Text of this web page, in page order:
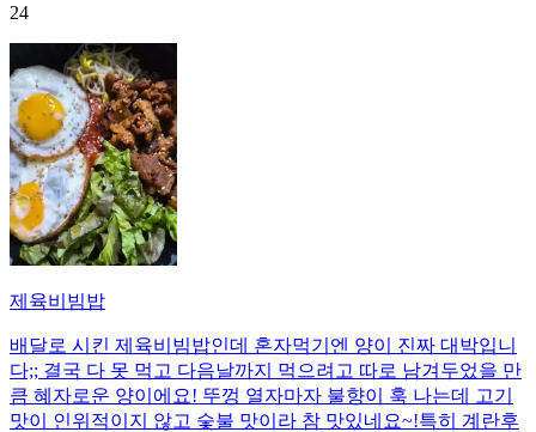
24
제육비빔밥
배달로 시킨 제육비빔밥인데 혼자먹기엔 양이 진짜 대박입니
다;; 결국 다 못 먹고 다음날까지 먹으려고 따로 남겨두었을 만
큼 혜자로운 양이에요! 뚜껑 열자마자 불향이 훅 나는데 고기
맛이 인위적이지 않고 숯불 맛이라 참 맛있네요~!특히 계란후